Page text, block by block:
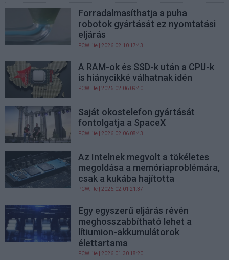
Forradalmasíthatja a puha
robotok gyártását ez nyomtatási
eljárás
PCW.lite | 2026.02.10 17:43
A RAM-ok és SSD-k után a CPU-k
is hiánycikké válhatnak idén
PCW.lite | 2026.02.06 09:40
Saját okostelefon gyártását
fontolgatja a SpaceX
PCW.lite | 2026.02.06 08:43
Az Intelnek megvolt a tökéletes
megoldása a memóriaproblémára,
csak a kukába hajította
PCW.lite | 2026.02.01 21:37
Egy egyszerű eljárás révén
meghosszabbítható lehet a
lítiumion-akkumulátorok
élettartama
PCW.lite | 2026.01.30 18:20